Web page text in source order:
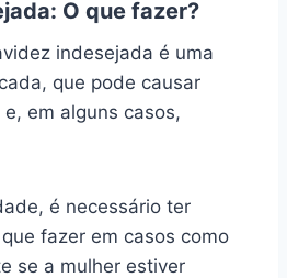
O que fazer?
indesejada é uma
que pode causar
em alguns casos,
é necessário ter
fazer em casos como
se a mulher estiver